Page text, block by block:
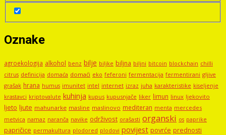
Oznake
agroekologija alkohol benz bilje biljke biljna biljni bitcoin blockchain chilli
citrus definicija domaća domaći eko feferoni fermentacija fermentirani gljive
grašak hrana humus imunitet intel internet izraz juha karakteristike kiseljenje
krastavci kriptovalute kuhinja kupus kupusnjače liker limun linux ljekovito
ljeto ljute mahunarke masline maslinovo mediteran menta mercedes
metvica namaz naranča navike održivost orašasti organski os paprike
papričice permakultura plodored plodovi povijest povrće prednosti